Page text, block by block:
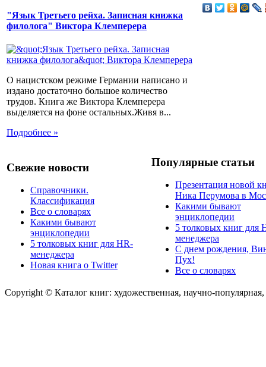
"Язык Третьего рейха. Записная книжка
филолога" Виктора Клемперера
О нацистском режиме Германии написано и
издано достаточно большое количество
трудов. Книга же Виктора Клемперера
выделяется на фоне остальных.Живя в...
Подробнее »
Свежие новости
Справочники.
Классификация
Все о словарях
Какими бывают
энциклопедии
5 толковых книг для HR-
менеджера
Новая книга о Twitter
Популярные статьи
Презентация новой
Ника Перумова в
Какими бывают
энциклопедии
5 толковых книг для
менеджера
С днем рождения,
Пух!
Все о словарях
Copyright © Каталог книг: художественная, научно-